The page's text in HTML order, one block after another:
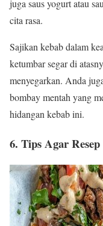
juga saus yogurt atau
cita rasa.
Sajikan kebab dalam
ketumbar segar di
menyegarkan. Anda
bombay mentah yang
hidangan kebab ini.
6. Tips Agar